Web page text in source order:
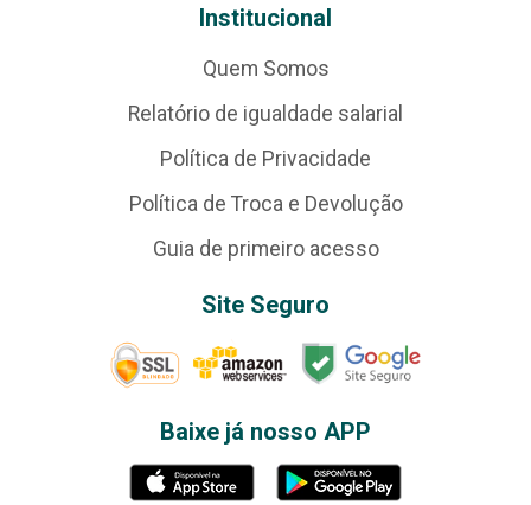
Institucional
Quem Somos
Relatório de igualdade salarial
Política de Privacidade
Política de Troca e Devolução
Guia de primeiro acesso
Site Seguro
Baixe já nosso APP